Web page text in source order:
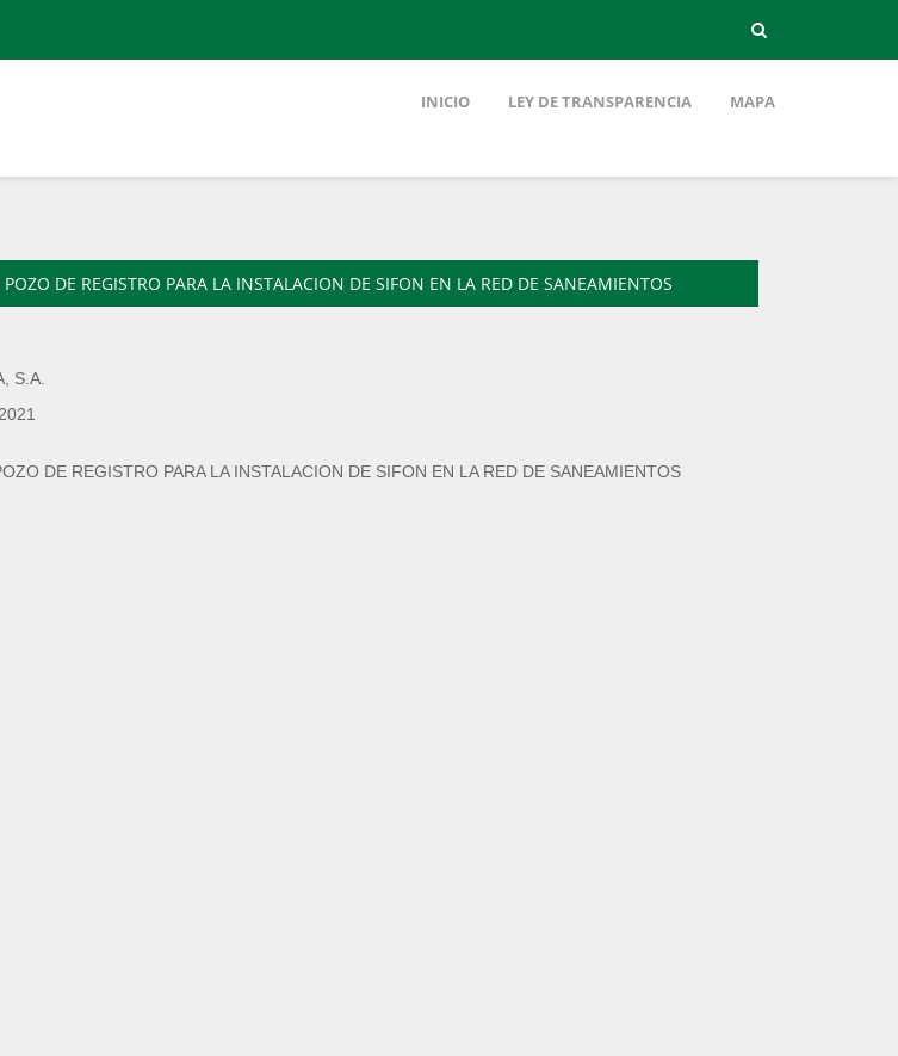
INICIO LEY DE TRANSPARENCIA MAPA
DE REGISTRO PARA LA INSTALACION DE SIFON EN LA RED DE SANEAMIENTOS
S.A.
DE REGISTRO PARA LA INSTALACION DE SIFON EN LA RED DE SANEAMIENTOS